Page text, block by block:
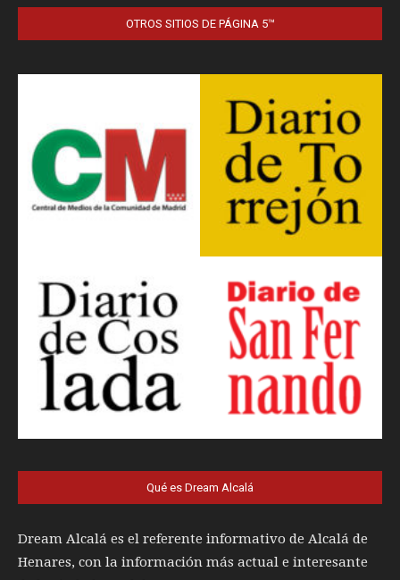
OTROS SITIOS DE PÁGINA 5™
Qué es Dream Alcalá
Dream Alcalá es el referente informativo de Alcalá de
Henares, con la información más actual e interesante